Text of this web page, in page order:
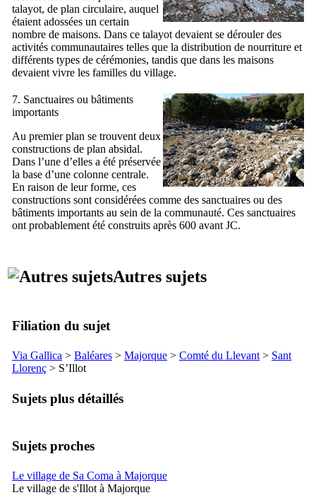
talayot, de plan circulaire, auquel
étaient adossées un certain
nombre de maisons. Dans ce talayot devaient se dérouler des
activités communautaires telles que la distribution de nourriture et
différents types de cérémonies, tandis que dans les maisons
devaient vivre les familles du village.
7. Sanctuaires ou bâtiments
importants
Au premier plan se trouvent deux
constructions de plan absidal.
Dans l’une d’elles a été préservée
la base d’une colonne centrale.
En raison de leur forme, ces
constructions sont considérées comme des sanctuaires ou des
bâtiments importants au sein de la communauté. Ces sanctuaires
ont probablement été construits après 600 avant JC.
Autres sujets
Filiation du sujet
Via Gallica > Baléares > Majorque > Comté du Llevant > Sant
Llorenç > S’Illot
Sujets plus détaillés
Sujets proches
Le village de Sa Coma à Majorque
Le village de s'Illot à Majorque